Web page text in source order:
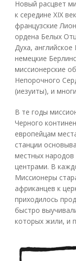
Новый расцвет
к середине XIX
французские
ордена Белых
Духа,
немецкие
миссионерские
Непорочного
(иезуиты), и
В те годы
Черного
европейцам
станции
местных
центрами. В
Миссионеры
африканцев к
приходилось
быстро
которых жили, и